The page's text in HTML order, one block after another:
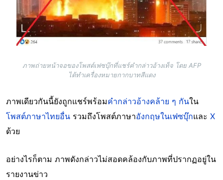
ภาพถ่ายหน้าจอของโพสต์เฟซบุ๊กที่แชร์คำกล่าวอ้างเท็จ โดย AFP
ได้ทำเครื่องหมายกากบาทสีแดง
ภาพเดียวกันนี้ยังถูกแชร์พร้อมคำกล่าวอ้างคล้าย ๆ กันใน
โพสต์ภาษาไทยอื่น รวมถึงโพสต์ภาษาอังกฤษในเฟซบุ๊กและ X
ด้วย
อย่างไรก็ตาม ภาพดังกล่าวไม่สอดคล้องกับภาพที่ปรากฏอยู่ใน
รายงานข่าว